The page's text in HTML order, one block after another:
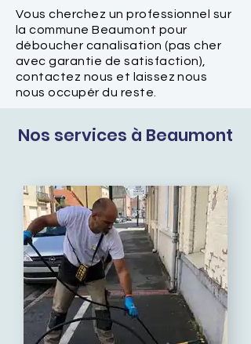
Vous cherchez un professionnel sur
la commune Beaumont pour
déboucher canalisation (pas cher
avec garantie de satisfaction),
contactez nous et laissez nous
nous occupér du reste.
Nos services à Beaumont